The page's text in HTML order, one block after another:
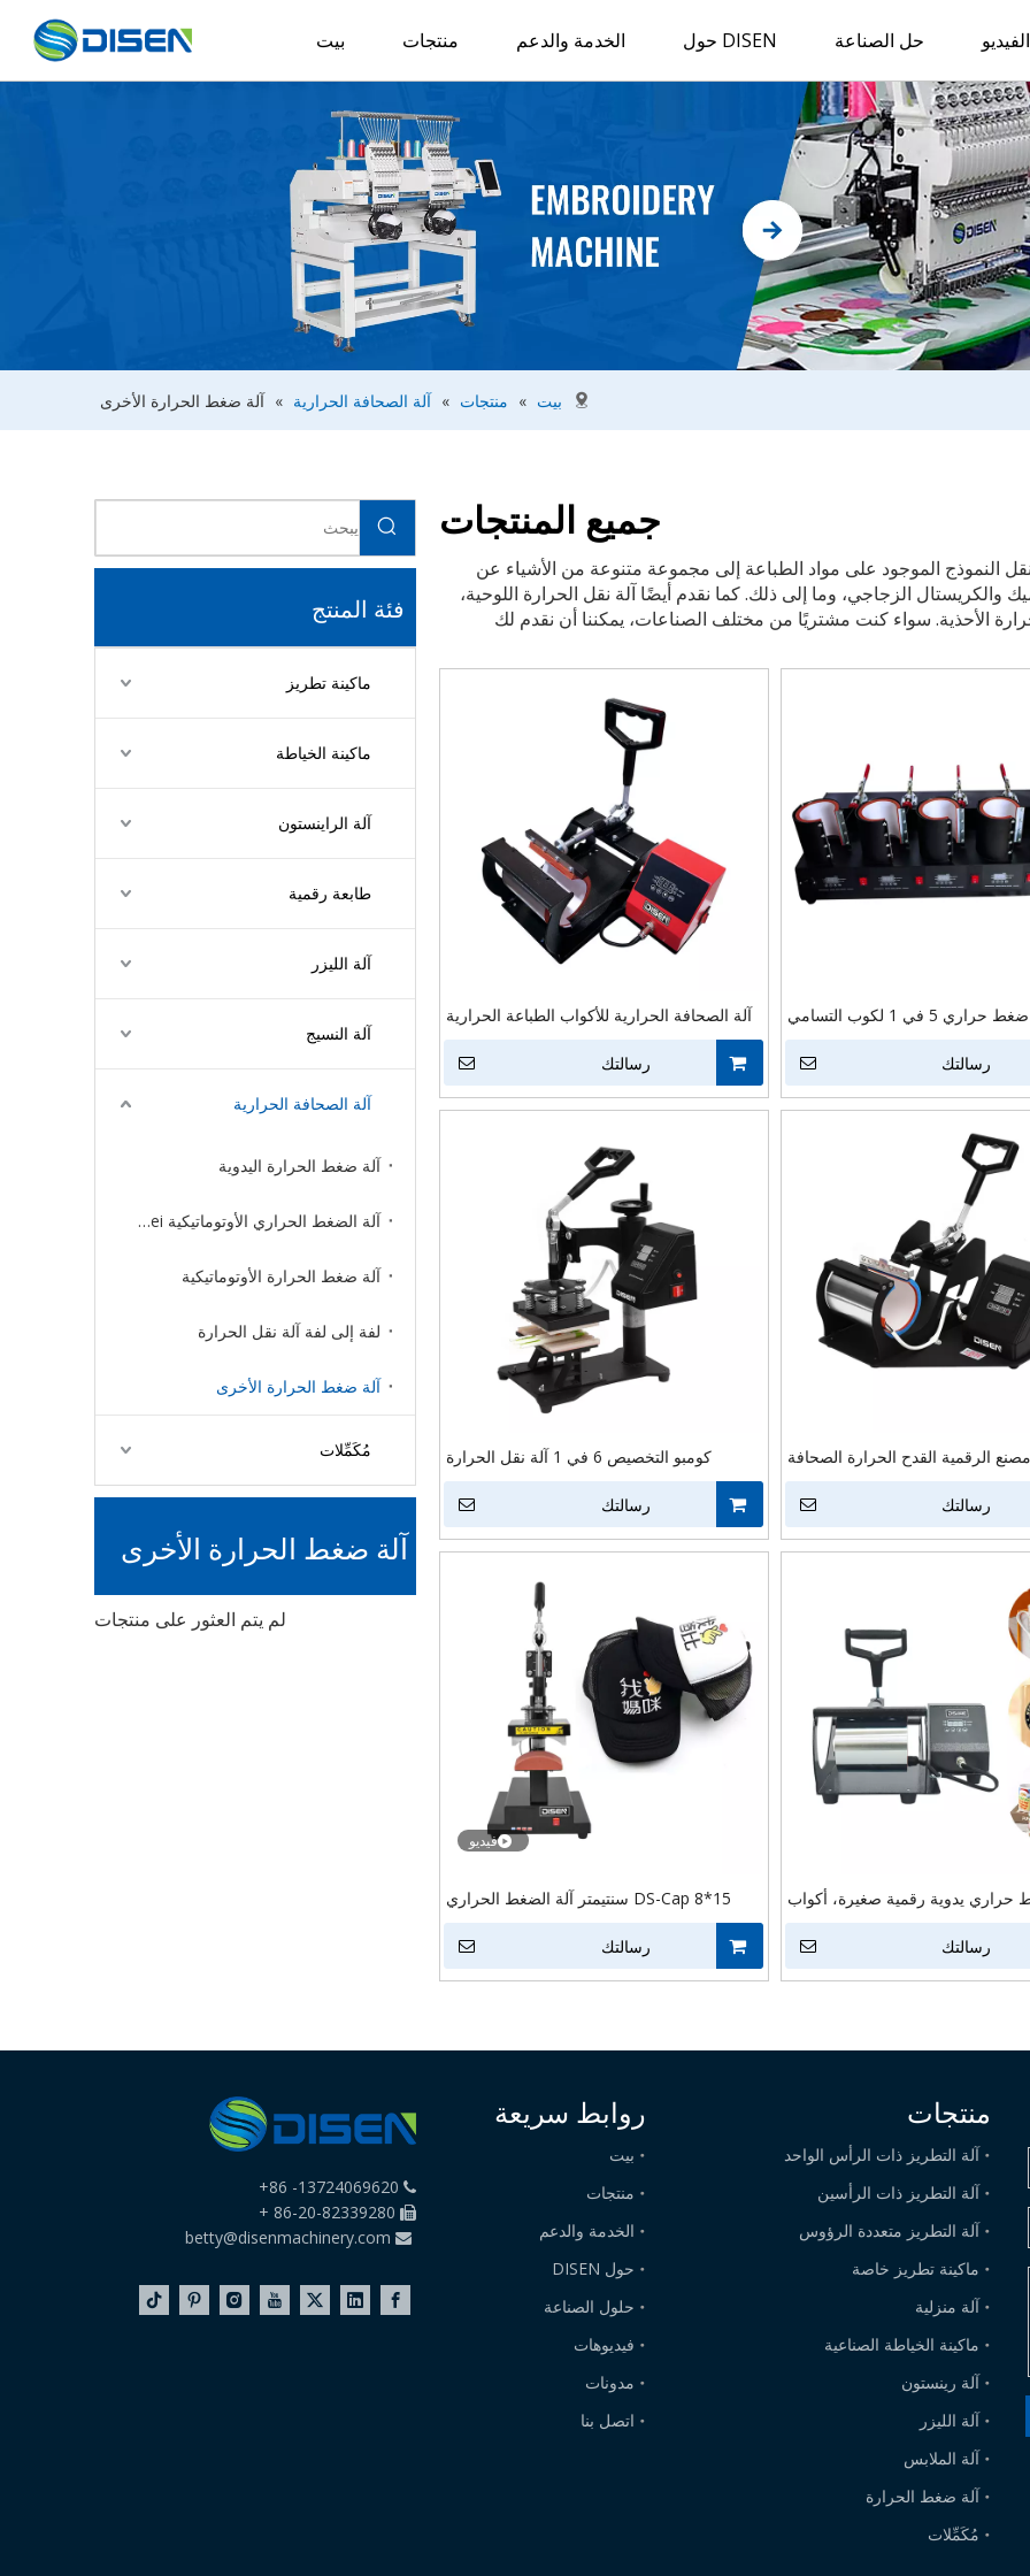
بيت منتجات الخدمة والدعم حول DISEN حل الصناعة
بيت » منتجات » آلة الصحافة الحرارية » آلة ضغط الحرارة الأخرى
فئة المنتج
ماكينة تطريز
ماكينة الخياطة
آلة الراينستون
طابعة رقمية
آلة الليزر
آلة النسيج
آلة الصحافة الحرارية
آلة ضغط الحرارة اليدوية
آلة الضغط الحراري الأوتوماتيكية Smei
آلة ضغط الحرارة الأوتوماتيكية
لفة إلى لفة آلة نقل الحرارة
آلة ضغط الحرارة الأخرى
مُكَمِّلات
آلة ضغط الحرارة الأخرى
لم يتم العثور على منتجات
جميع المنتجات
النموذج الموجود على مواد الطباعة إلى مجموعة متنوعة من الأشياء عن
الزجاجي، وما إلى ذلك. كما نقدم أيضًا آلة نقل الحرارة اللوحية،
الأحذية. سواء كنت مشتريًا من مختلف الصناعات، يمكننا أن نقدم لك
آلة الصحافة الحرارية للأكواب الطباعة الحرارية
القدح التسامي لكأس 11oz
رسالتك
5 في 1 لكوب التسامي
رسالتك
كومبو التخصيص 6 في 1 آلة نقل الحرارة
بالضغط العالي للقلم لطباعة القلم سهلة
الاستخدام آلة تسامي القلمرسالتك
4 في 1 مصنع الرقمية القدح الحرارة الصحافة
القدح آلة نقل الحرارة القدح التسامي
الحرارة الصحافة آلة الطباعة
رسالتك
فيديو
DS-Cap 8*15 سنتيمتر آلة الضغط الحراري
للقبعة | DISEN آلة نقل تسامي الغطاء
رسالتك
حراري يدوية رقمية صغيرة، أكواب
أكواب بالضغط الحراري
رسالتك

13724069620- 86+


betty@disenmachinery.com
روابط سريعة
بيت
منتجات
الخدمة والدعم
حول DISEN
حلول الصناعة
فيديوهات
مدونات
اتصل بنا
منتجات
آلة التطريز ذات الرأس الواحد
آلة التطريز ذات الرأسين
آلة التطريز متعددة الرؤوس
ماكينة تطريز خاصة
آلة منزلية
ماكينة الخياطة الصناعية
آلة رينستون
آلة الليزر
آلة الملابس
آلة ضغط الحرارة
مُكَمِّلات